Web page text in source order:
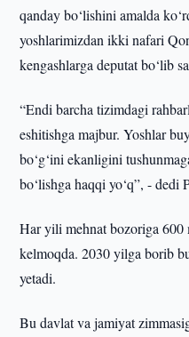
qanday bo‘lishini amalda
yoshlarimizdan ikki nafari
kengashlarga deputat bo‘lib
“Endi barcha tizimdagi
eshitishga majbur. Yoshlar
bo‘g‘ini ekanligini
bo‘lishga haqqi yo‘q”, - dedi
Har yili mehnat bozoriga
kelmoqda. 2030 yilga borib
yetadi.
Bu davlat va jamiyat